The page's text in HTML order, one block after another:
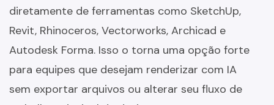
diretamente de ferramentas como SketchUp,
Revit, Rhinoceros, Vectorworks, Archicad e
Autodesk Forma. Isso o torna uma opção forte
para equipes que desejam renderizar com IA
sem exportar arquivos ou alterar seu fluxo de